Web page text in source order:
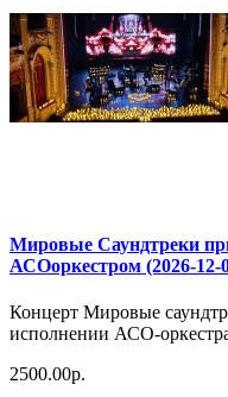
Мировые Саундтреки
АСОоркестром (2026-12-
Концерт Мировые
исполнении АСО-
2500.00р.